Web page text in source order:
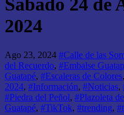
Sábado 24 de
2024
Ago 23, 2024 #Calle de las
del Recuerdo, #Embalse
Guatapé, #Escaleras de Colores,
2024, #Información, #Noticias,
#Piedra del Peñol, #Plazoleta
Guatapé, #TikTok, #trending,